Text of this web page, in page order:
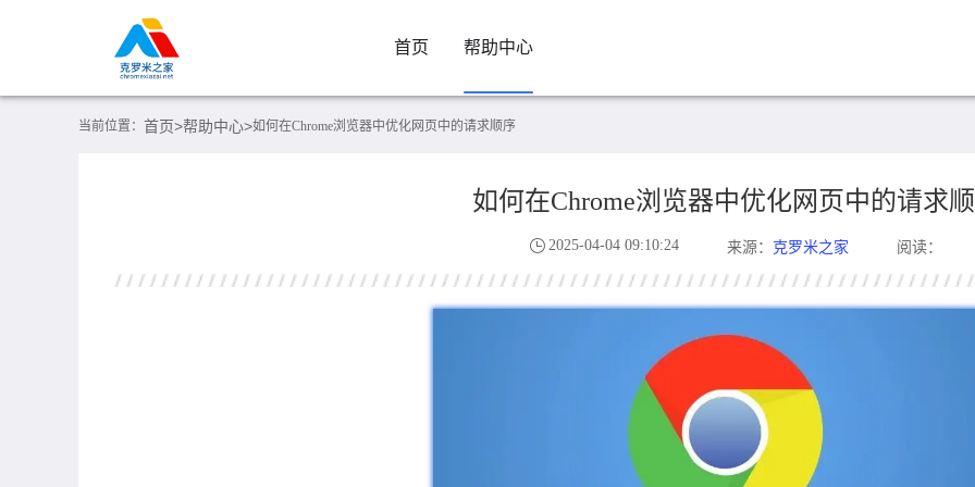
首页 帮助中心
当前位置： 首页>帮助中心>如何在Chrome浏览器中优化网页中的请求顺序
如何在Chrome浏览器中优化网页中的请求
2025-04-04 09:10:24 来源： 克罗米之家 阅读：